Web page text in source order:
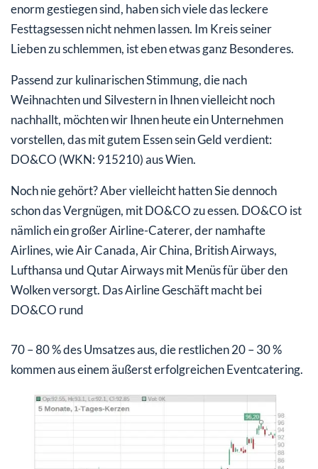
enorm gestiegen sind, haben sich viele das leckere
Festtagsessen nicht nehmen lassen. Im Kreis seiner
Lieben zu schlemmen, ist eben etwas ganz Besonderes.
Passend zur kulinarischen Stimmung, die nach
Weihnachten und Silvestern in Ihnen vielleicht noch
nachhallt, möchten wir Ihnen heute ein Unternehmen
vorstellen, das mit gutem Essen sein Geld verdient:
DO&CO (WKN: 915210) aus Wien.
Noch nie gehört? Aber vielleicht hatten Sie dennoch
schon das Vergnügen, mit DO&CO zu essen. DO&CO ist
nämlich ein großer Airline-Caterer, der namhafte
Airlines, wie Air Canada, Air China, British Airways,
Lufthansa und Qutar Airways mit Menüs für über den
Wolken versorgt. Das Airline Geschäft macht bei
DO&CO rund
70 – 80 % des Umsatzes aus, die restlichen 20 – 30 %
kommen aus einem äußerst erfolgreichen Eventcatering.